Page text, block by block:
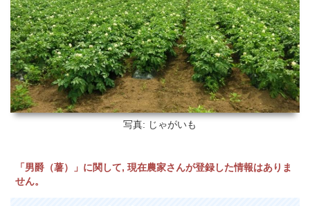
写真: じゃがいも
「男爵（薯）」に関して, 現在農家さんが登録した情報はありま
せん。